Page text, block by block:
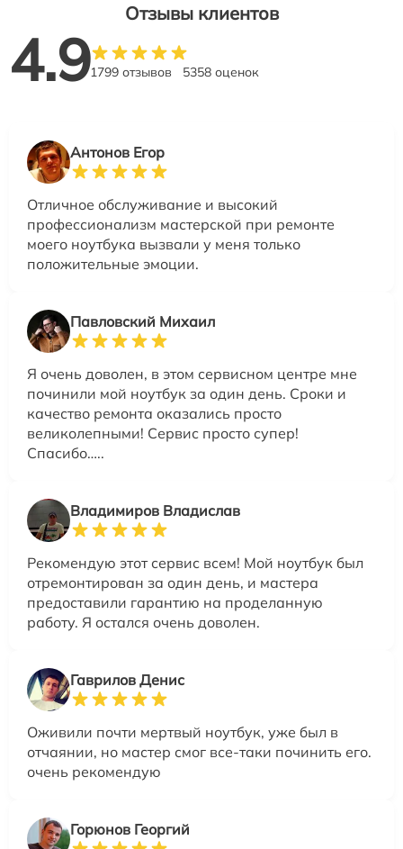
Отзывы клиентов
4.91799 отзывов 5358 оценок
Антонов Егор
Отличное обслуживание и высокий
профессионализм мастерской при ремонте
моего ноутбука вызвали у меня только
положительные эмоции.
Павловский Михаил
Я очень доволен, в этом сервисном центре мне
починили мой ноутбук за один день. Сроки и
качество ремонта оказались просто
великолепными! Сервис просто супер!
Спасибо…..
Владимиров Владислав
Рекомендую этот сервис всем! Мой ноутбук был
отремонтирован за один день, и мастера
предоставили гарантию на проделанную
работу. Я остался очень доволен.
Гаврилов Денис
Оживили почти мертвый ноутбук, уже был в
отчаянии, но мастер смог все-таки починить его.
очень рекомендую
Горюнов Георгий